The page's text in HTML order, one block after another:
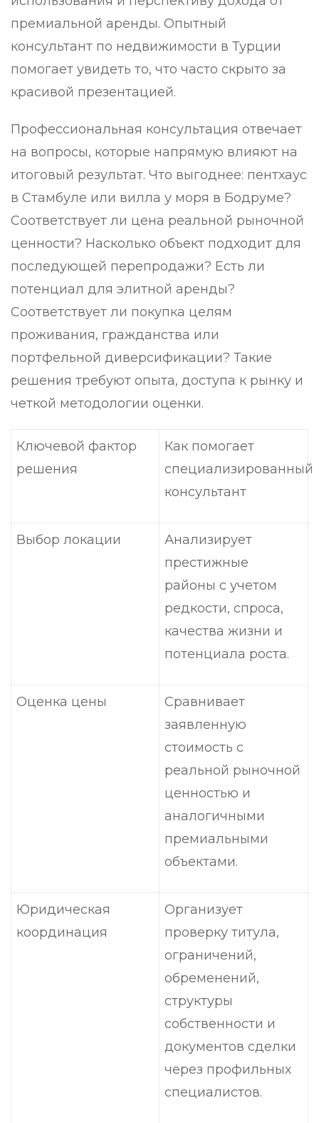
премиальной аренды. Опытный
консультант по недвижимости в Турции
помогает увидеть то, что часто скрыто за
красивой презентацией.
Профессиональная консультация отвечает
на вопросы, которые напрямую влияют на
итоговый результат. Что выгоднее: пентхаус
в Стамбуле или вилла у моря в Бодруме?
Соответствует ли цена реальной рыночной
ценности? Насколько объект подходит для
последующей перепродажи? Есть ли
потенциал для элитной аренды?
Соответствует ли покупка целям
проживания, гражданства или
портфельной диверсификации? Такие
решения требуют опыта, доступа к рынку и
четкой методологии оценки.
Ключевой фактор
решения
Как помогает
специализированный
консультант
Выбор локации
Анализирует
престижные
районы с учетом
редкости, спроса,
качества жизни и
потенциала роста.
Оценка цены
Сравнивает
заявленную
стоимость с
реальной рыночной
ценностью и
аналогичными
премиальными
объектами.
Юридическая
координация
Организует
проверку титула,
ограничений,
обременений,
структуры
собственности и
документов сделки
через профильных
специалистов.